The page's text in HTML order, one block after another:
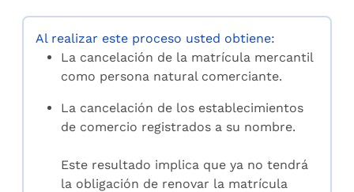
Al realizar este proceso usted obtiene:
La cancelación de la matrícula mercantil
como persona natural comerciante.
La cancelación de los establecimientos
de comercio registrados a su nombre.
Este resultado implica que ya no tendrá
la obligación de renovar la matrícula